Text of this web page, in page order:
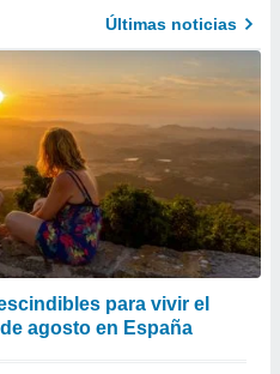
Últimas noticias
para vivir el
agosto en España